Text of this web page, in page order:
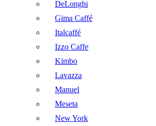
DeLonghi
Gima Caffé
Italcaffé
Izzo Caffe
Kimbo
Lavazza
Manuel
Meseta
New York